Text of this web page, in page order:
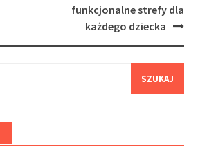
funkcjonalne strefy dla
każdego dziecka